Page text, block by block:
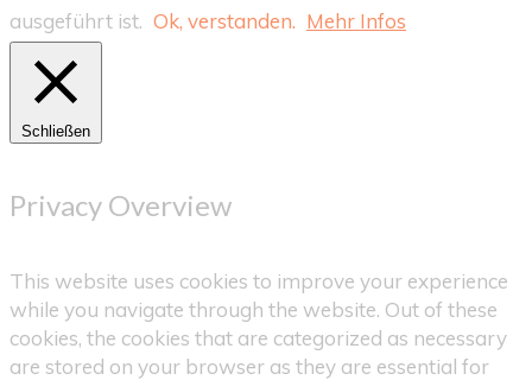
ausgeführt ist. Ok, verstanden. Mehr Infos
Schließen
Privacy Overview
This website uses cookies to improve your experience
while you navigate through the website. Out of these
cookies, the cookies that are categorized as necessary
are stored on your browser as they are essential for